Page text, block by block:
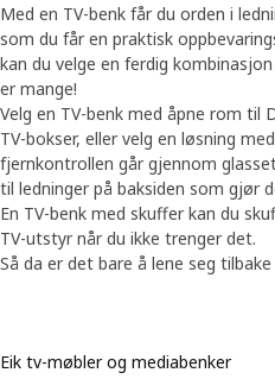
Med en TV-benk får du orden i
som du får en praktisk
kan du velge en ferdig
er mange!
Velg en TV-benk med åpne rom til
TV-bokser, eller velg en løsning
fjernkontrollen går gjennom
til ledninger på baksiden som gjør
En TV-benk med skuffer kan du
TV-utstyr når du ikke trenger det.
Så da er det bare å lene seg
Eik tv-møbler og mediabenker